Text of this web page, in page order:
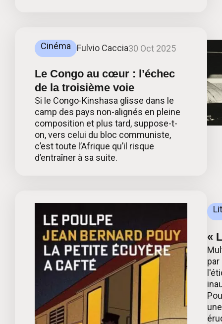
Cinéma Fulvio Caccia30 Oct 2025
Le Congo au cœur : l’échec
de la troisième voie
Si le Congo-Kinshasa glisse dans le
camp des pays non-alignés en pleine
composition et plus tard, suppose-t-
on, vers celui du bloc communiste,
c’est toute l’Afrique qu’il risque
d’entraîner à sa suite.
«